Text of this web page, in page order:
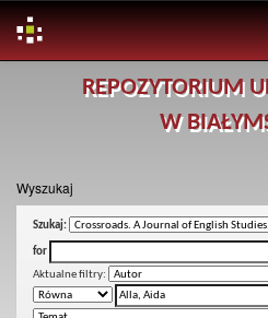
REPOZYTORIUM
W
Wyszukaj
Szukaj:
for
Aktualne filtry: